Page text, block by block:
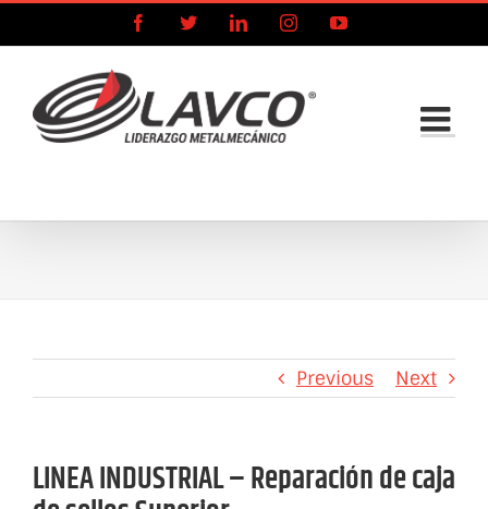
Skip
Facebook
X LinkedInInstagramYouTube
Previous Next
LINEA INDUSTRIAL – Reparación de caja